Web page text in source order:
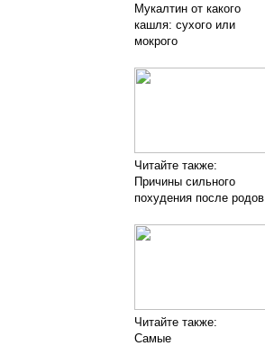
Мукалтин от какого
кашля: сухого или
мокрого
Читайте также:
Причины сильного
похудения после родов
Читайте также:
Самые